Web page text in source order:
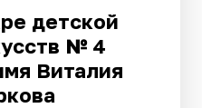
детской
№ 4
Виталия